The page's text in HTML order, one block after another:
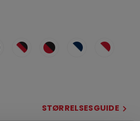
STØRRELSESGUIDE